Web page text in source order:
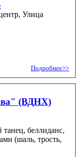
Улица
Подробнее>>
(ВДНХ)
беллиданс,
(шаль, трость,